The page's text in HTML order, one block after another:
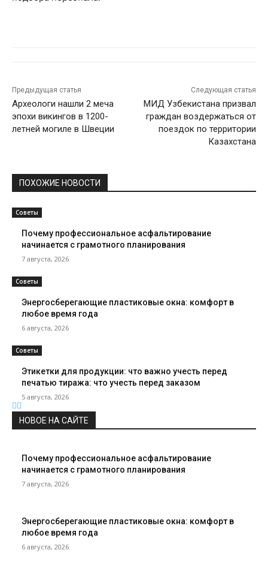
Предыдущая статья
Археологи нашли 2 меча
эпохи викингов в 1200-
летней могиле в Швеции
Следующая статья
МИД Узбекистана призвал
граждан воздержаться от
поездок по территории
Казахстана
ПОХОЖИЕ НОВОСТИ
Советы
Почему профессиональное асфальтирование
начинается с грамотного планирования
7 августа, 2026
Советы
Энергосберегающие пластиковые окна: комфорт в
любое время года
6 августа, 2026
Советы
Этикетки для продукции: что важно учесть перед
печатью тиража: что учесть перед заказом
5 августа, 2026
НОВОЕ НА САЙТЕ
Почему профессиональное асфальтирование
начинается с грамотного планирования
7 августа, 2026
Энергосберегающие пластиковые окна: комфорт в
любое время года
6 августа, 2026